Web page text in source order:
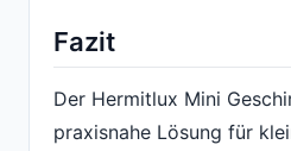
Fazit
Der Hermitlux Mini
praxisnahe Lösung für